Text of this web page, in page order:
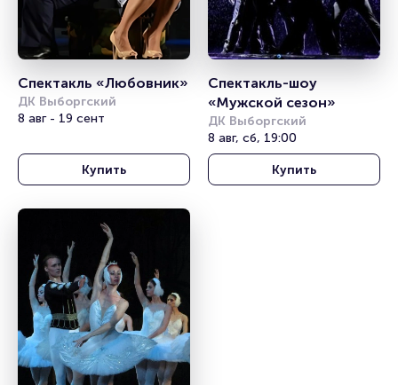
Спектакль «Любовник»
ДК Выборгский
8 авг - 19 сент
Купить
Спектакль-шоу
«Мужской сезон»
ДК Выборгский
8 авг, сб, 19:00
Купить